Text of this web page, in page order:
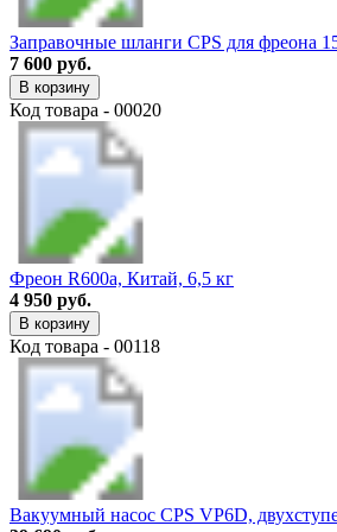
Заправочные шланги CPS для фреона
7 600 руб.
В корзину
Код товара - 00020
Фреон R600a, Китай, 6,5 кг
4 950 руб.
В корзину
Код товара - 00118
Вакуумный насос CPS VP6D,